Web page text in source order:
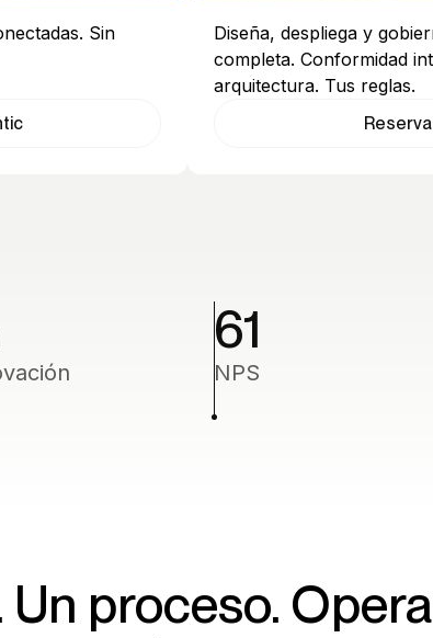
Sin
Diseña, despliega y
completa. Conformidad
arquitectura. Tus reglas.
61
NPS
Un proceso.